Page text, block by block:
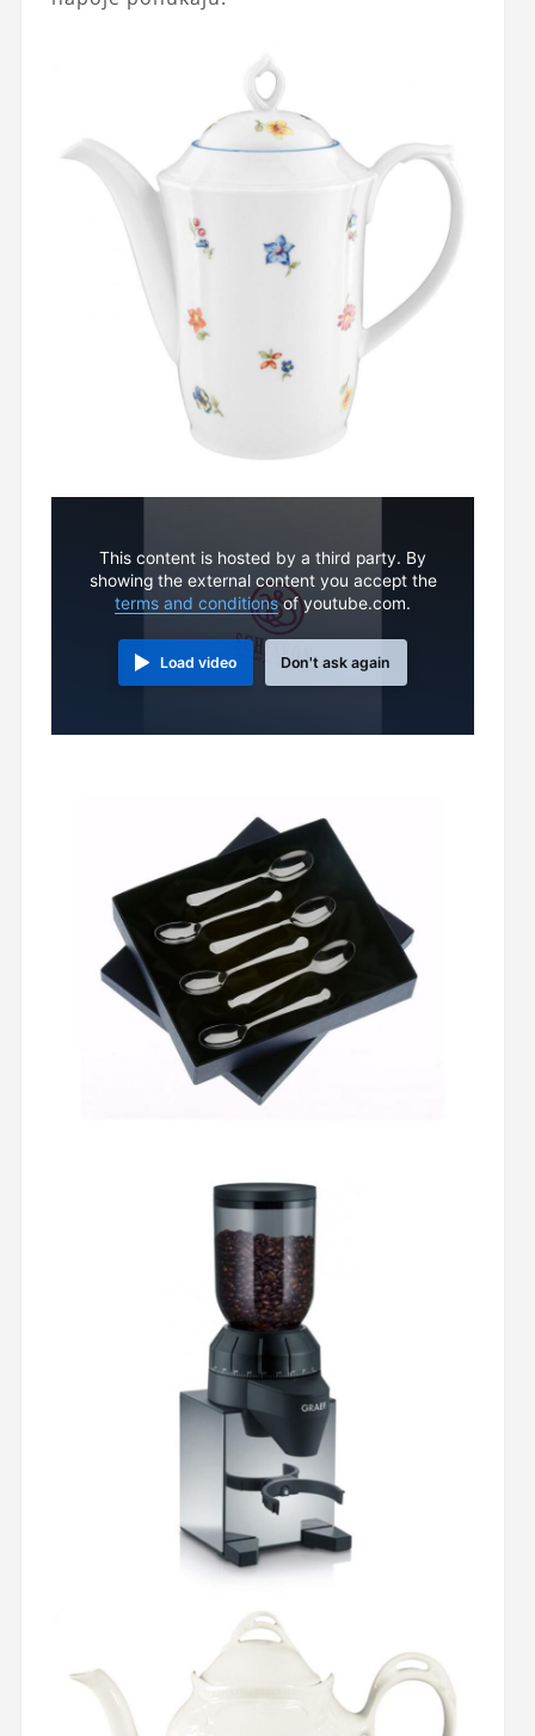
This content is hosted by a third party. By
showing the external content you accept the
terms and conditionsof youtube.com.
Load video Don't ask again